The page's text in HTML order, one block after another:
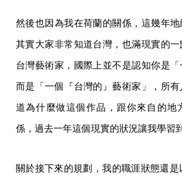
然後也因為我在荷蘭的關係，這幾年地
其實大家非常知道台灣，也滿現實的一
台灣藝術家，國際上並不是認知你是「
而是「一個『台灣的』藝術家」，所
道為什麼做這個作品，跟你來自的地
係，過去一年這個現實的狀況讓我學習
關於接下來的規劃，我的職涯狀態還是